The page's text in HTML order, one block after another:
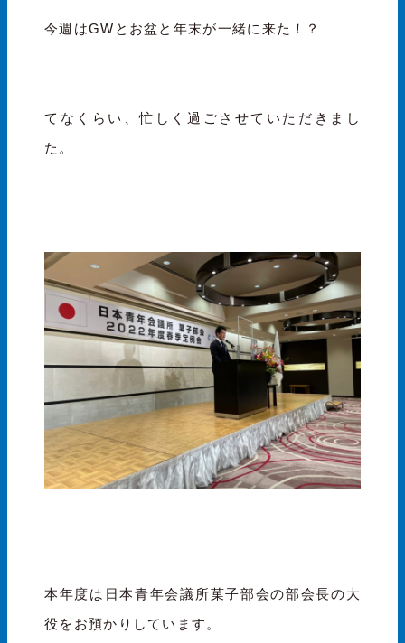
今週はGWとお盆と年末が一緒に来た！？
てなくらい、忙しく過ごさせていただきまし
た。
本年度は日本青年会議所菓子部会の部会長の大
役をお預かりしています。